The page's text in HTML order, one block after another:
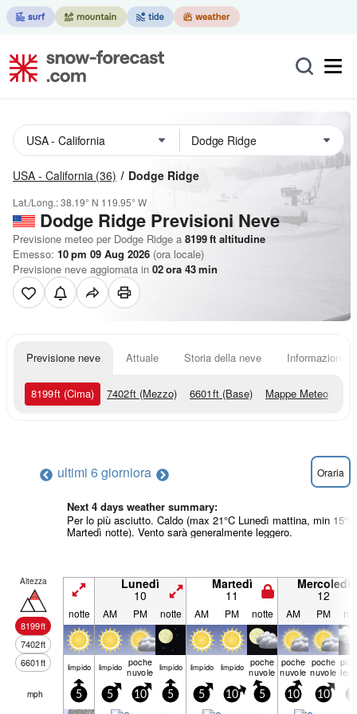
USA - California (36) Dodge Ridge
Lat./Long.:38.19° N 119.95° W
Dodge Ridge Previsioni Neve
Previsione meteo per Dodge Ridge a 8199ft altitudine
Emesso: 10 pm 09 Aug 2026 (ora locale)
Previsione neve aggiornata in 02ora 43min
Previsione neve Attuale Storia della neve Informazioni
8199ft (Cima) 7402ft (Mezzo) 6601ft (Base) Mappe Meteo
ultimi 6 giorniora Oraria
Next 4 days weather summary:
Per lo più asciutto. Caldo (max 21°C Lunedì mattina, min 15°C
Martedì notte). Vento sarà generalmente leggero.
Altezza
8199ft
7402ft
6601ft
Lunedì
10
Martedì
11
Mercoledì
12
notte AM PM notte AM PM notte AM PM
limp­ido limp­ido poche
nuvole limp­ido limp­ido limp­ido poche
nuvole
poche
nuvole
poche
nuvole
mph 5 5 10 5 5 10 5 10 10